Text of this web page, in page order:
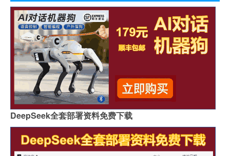
DeepSeek全套部署资料免费下载